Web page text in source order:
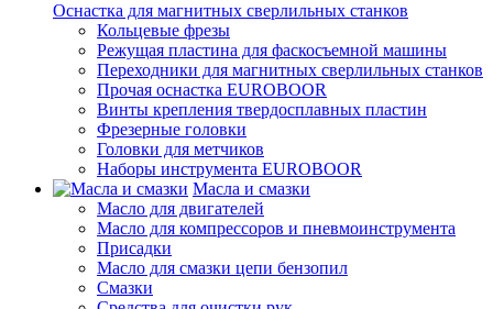
Оснастка для магнитных сверлильных станков
Кольцевые фрезы
Режущая пластина для фаскосъемной машины
Переходники для магнитных сверлильных станков
Прочая оснастка EUROBOOR
Винты крепления твердосплавных пластин
Фрезерные головки
Головки для метчиков
Наборы инструмента EUROBOOR
Масла и смазки
Масло для двигателей
Масло для компрессоров и пневмоинструмента
Присадки
Масло для смазки цепи бензопил
Смазки